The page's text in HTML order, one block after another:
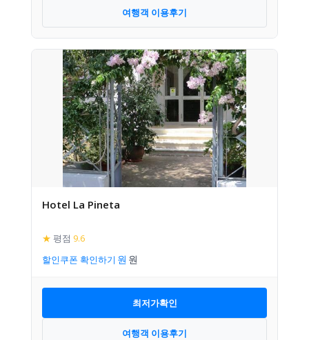
여행객 이용후기
Hotel La Pineta
★ 평점 9.6
할인쿠폰 확인하기
최저가확인
여행객 이용후기